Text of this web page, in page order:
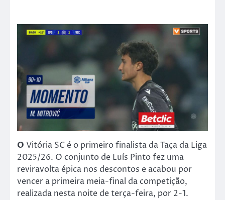
O Vitória SC é o primeiro finalista da Taça da Liga
2025/26. O conjunto de Luís Pinto fez uma
reviravolta épica nos descontos e acabou por
vencer a primeira meia-final da competição,
realizada nesta noite de terça-feira, por 2-1.